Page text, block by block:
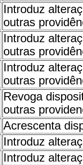
Introduz
outras
Introduz
outras
Introduz
outras
Revoga
outras
Acrescenta
Introduz
Introduz